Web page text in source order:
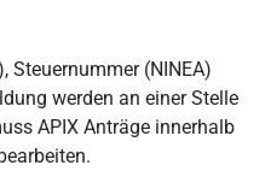
Steuernummer (NINEA)
werden an einer Stelle
APIX Anträge innerhalb